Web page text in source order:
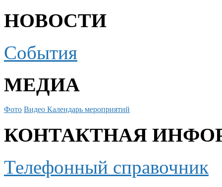
НОВОСТИ
События
МЕДИА
Фото Видео Календарь мероприятий
КОНТАКТНАЯ
Телефонный справочник